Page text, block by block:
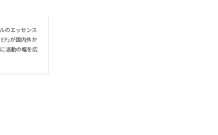
のエッセンス
」が国内外か
活動の幅を広